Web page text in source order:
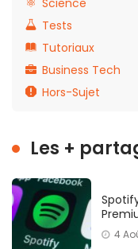
Science
Tests
Tutoriaux
Business Tech
Hors-Sujet
Les +
4